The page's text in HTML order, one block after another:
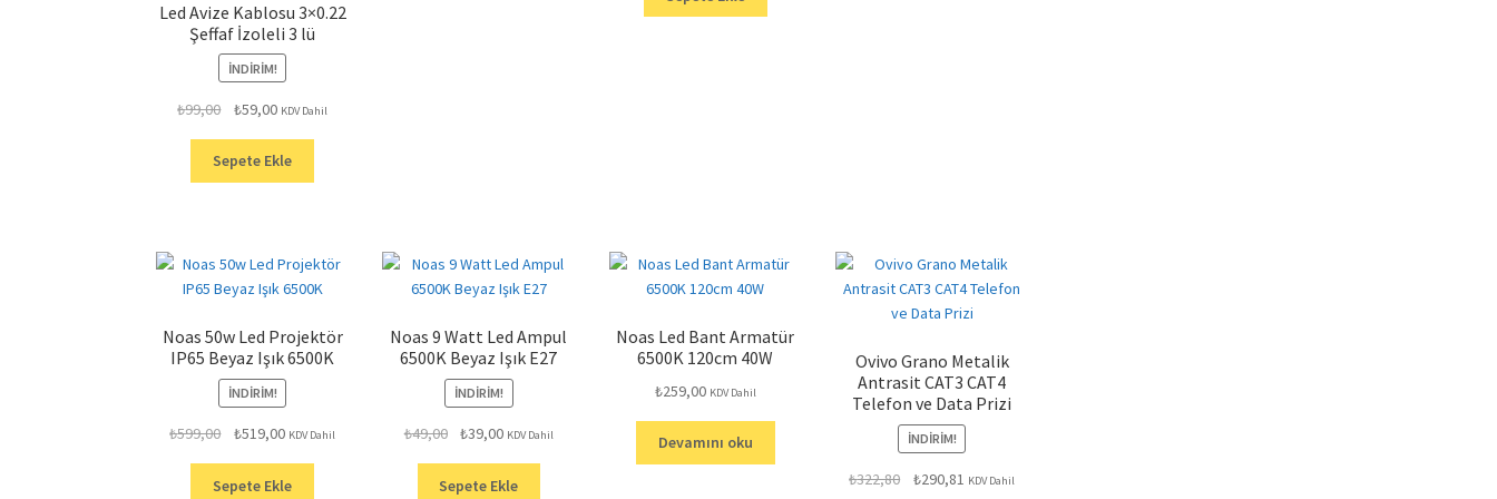
Led Avize Kablosu 3×0.22
Şeffaf İzoleli 3 lü
İNDIRIM!
₺99,00
Orijinal
₺99,00.
₺59,00Şu
fiyat:
₺59,00.
KDV Dahil
Sepete Ekle
Noas 50w Led Projektör
IP65 Beyaz Işık 6500K
İNDIRIM!
₺599,00
Orijinal
₺599,00.
₺519,00Şu
fiyat:
KDV Dahil
Sepete Ekle
Noas 9 Watt Led Ampul
6500K Beyaz Işık E27
İNDIRIM!
₺49,00
Orijinal
₺49,00.
₺39,00Şu
fiyat:
KDV Dahil
Sepete Ekle
Noas Led Bant Armatür
6500K 120cm 40W
₺259,00 KDV Dahil
Devamını oku
Ovivo Grano Metalik
Antrasit CAT3 CAT4
Telefon ve Data Prizi
İNDIRIM!
₺322,80
Orijinal
₺290,81 Şu
KDV Dahil